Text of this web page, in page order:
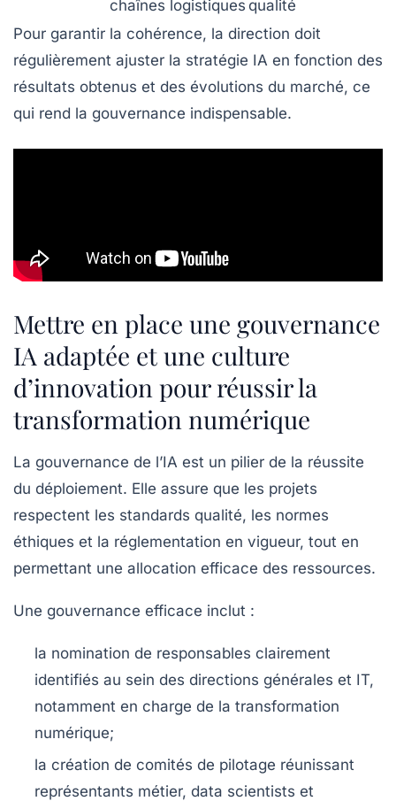
chaînes logistiques qualité
Pour garantir la cohérence, la direction doit
régulièrement ajuster la stratégie IA en fonction des
résultats obtenus et des évolutions du marché, ce
qui rend la gouvernance indispensable.
Mettre en place une gouvernance
IA adaptée et une culture
d’innovation pour réussir la
transformation numérique
La gouvernance de l’IA est un pilier de la réussite
du déploiement. Elle assure que les projets
respectent les standards qualité, les normes
éthiques et la réglementation en vigueur, tout en
permettant une allocation efficace des ressources.
Une gouvernance efficace inclut :
la nomination de responsables clairement
identifiés au sein des directions générales et IT,
notamment en charge de la transformation
numérique;
la création de comités de pilotage réunissant
représentants métier, data scientists et